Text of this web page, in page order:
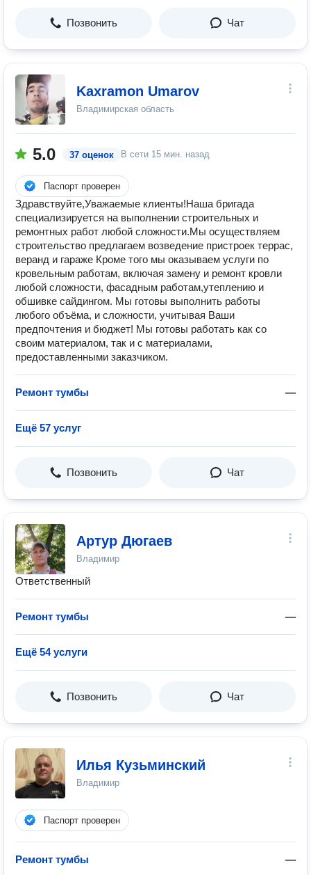
Позвонить Чат
Kaxramon Umarov
Владимирская область
5.0 37 оценок В сети 15 мин. назад
Паспорт проверен
Здравствуйте,Уважаемые клиенты!Наша бригада
специализируется на выполнении строительных и
ремонтных работ любой сложности.Мы осуществляем
строительство предлагаем возведение пристроек террас,
веранд и гараже Кроме того мы оказываем услуги по
кровельным работам, включая замену и ремонт кровли
любой сложности, фасадным работам,утеплению и
обшивке сайдингом. Мы готовы выполнить работы
любого объёма, и сложности, учитывая Ваши
предпочтения и бюджет! Мы готовы работать как со
своим материалом, так и с материалами,
предоставленными заказчиком.
Ремонт тумбы —
Ещё 57 услуг
Позвонить Чат
Артур Дюгаев
Владимир
Ответственный
Ремонт тумбы —
Ещё 54 услуги
Позвонить Чат
Илья Кузьминский
Владимир
Паспорт проверен
Ремонт тумбы —